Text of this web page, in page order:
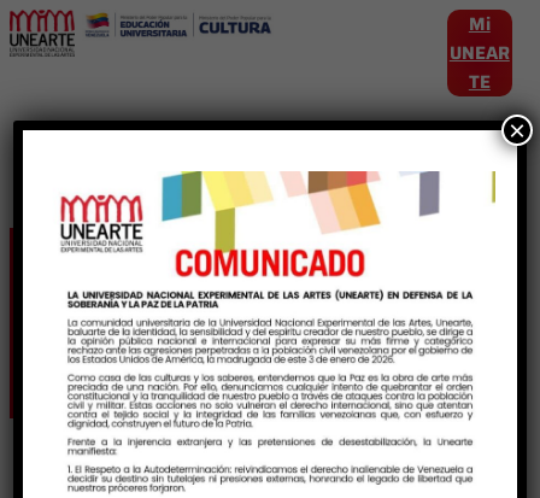
Mi
UNEAR
TE
Etiqueta:
maestroshonorarios
×